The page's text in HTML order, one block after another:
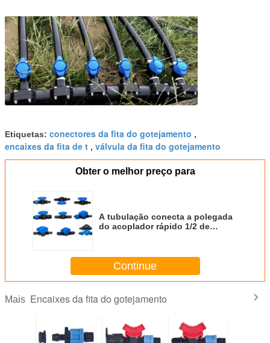
Etiquetas: conectores da fita do gotejamento ,
encaixes da fita de t , válvula da fita do gotejamento
Obter o melhor preço para
A tubulação conecta a polegada
do acoplador rápido 1/2 de
Continue
Mais Encaixes da fita do gotejamento